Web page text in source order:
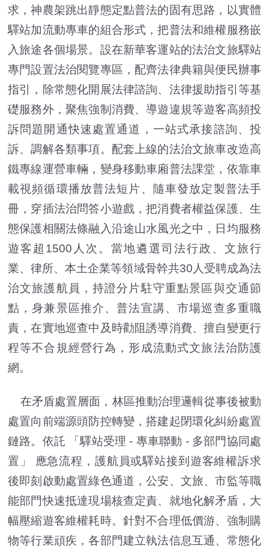
求，神農架跳出靜態定點普法的固有思路，以實體
驛站加流動專車的組合形式，把普法和維權服務嵌
入旅途各個場景。設在新華客運站的法治文旅驛站
專門設置法治閱覽專區，配齊法律典籍與便民辦事
指引，除常態化開展法律諮詢、法律援助指引等基
礎服務外，聚焦強制消費、導遊違規等遊客高頻投
訴問題開通快速處置通道，一站式承接諮詢、投
訴、調解各類事項。配套上線的法治文旅車改造高
鐵專線運營車輛，變身移動車廂普法課堂，依靠車
載視頻循環播放普法短片、隨車發放定製普法手
冊，穿插法治問答小遊戲，把消費者權益保護、生
態保護相關法條融入沿途山水風光之中，日均服務
遊客超1500人次。當地遴選司法行政、文旅行
業、律所、本土企業等領域骨幹共30人受聘成為法
治文旅護航員，持證分片駐守重點景區與交通節
點，身兼景區推介、普法宣講、市場巡查多重職
責，在實地巡查中及時勸阻誘導消費、擅自變更行
程等不合規經營行為，形成流動式文旅法治防護
網。
在矛盾處置層面，林區推動治理邏輯從事後被動
處置向前端源頭防控轉變，搭建起閉環化糾紛處置
鏈路。依託 「驛站受理 - 專車聯動 - 多部門協同處
置」 應急流程，護航員或驛站接到遊客維權訴求
後即刻啟動處置綠色通道，公安、文旅、市監等職
能部門快速抵達現場核查定責、就地化解矛盾，大
幅壓縮遊客維權耗時。針對不合理低價游、強制購
物等行業頑疾，各部門建立執法信息互通、常態化